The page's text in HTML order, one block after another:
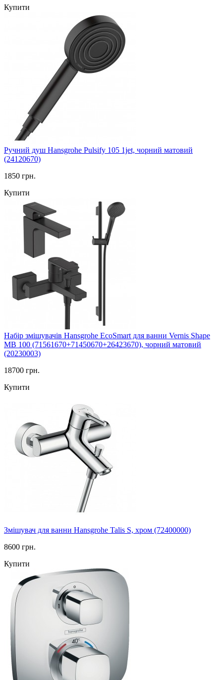
Купити
Ручний душ Hansgrohe Pulsify 105 1jet, чорний матовий
(24120670)
1850 грн.
Купити
Набір змішувачів Hansgrohe EcoSmart для ванни Vernis Shape
MB 100 (71561670+71450670+26423670), чорний матовий
(20230003)
18700 грн.
Купити
Змішувач для ванни Hansgrohe Talis S, хром (72400000)
8600 грн.
Купити